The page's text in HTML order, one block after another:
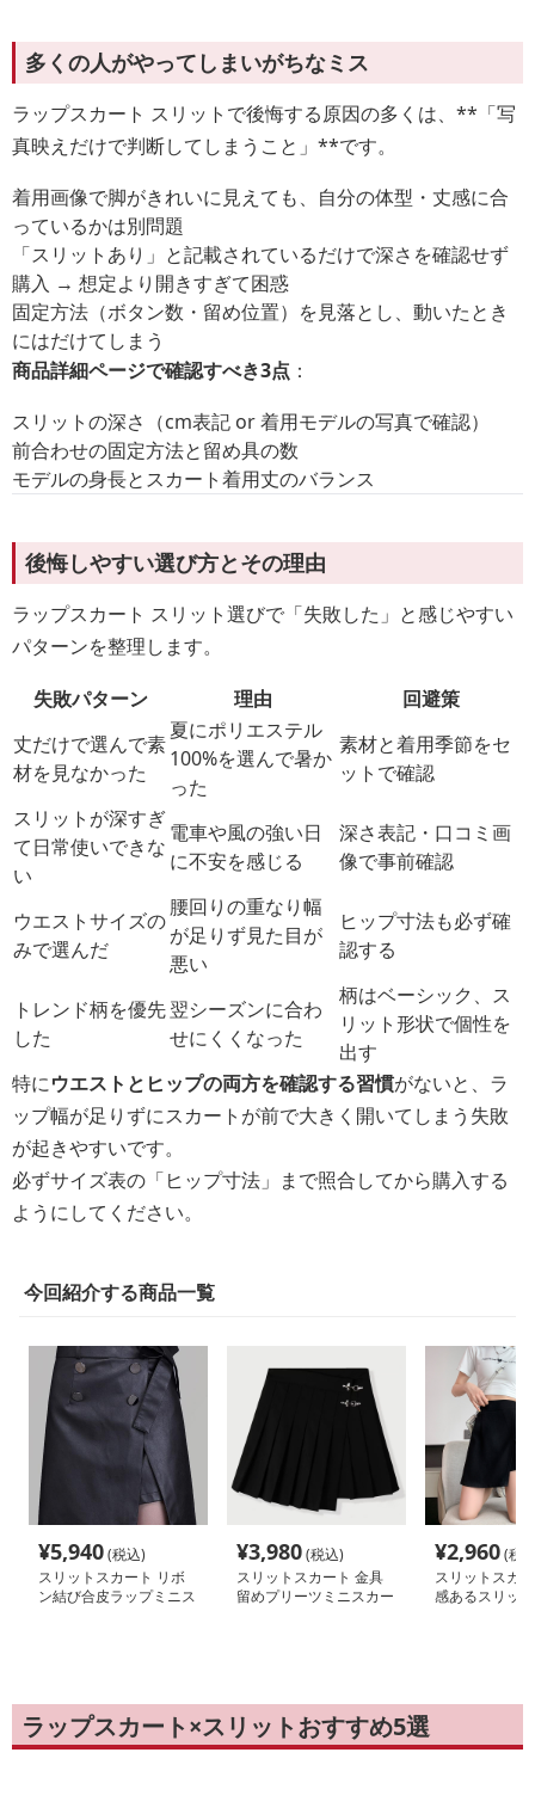
多くの人がやってしまいがちなミス
ラップスカート スリットで後悔する原因の多くは、**「写
真映えだけで判断してしまうこと」**です。
着用画像で脚がきれいに見えても、自分の体型・丈感に合
っているかは別問題
「スリットあり」と記載されているだけで深さを確認せず
購入 → 想定より開きすぎて困惑
固定方法（ボタン数・留め位置）を見落とし、動いたとき
にはだけてしまう
商品詳細ページで確認すべき3点 ：
スリットの深さ（cm表記 or 着用モデルの写真で確認）
前合わせの固定方法と留め具の数
モデルの身長とスカート着用丈のバランス
後悔しやすい選び方とその理由
ラップスカート スリット選びで「失敗した」と感じやすい
パターンを整理します。
失敗パターン
理由
回避策
丈だけで選んで素
材を見なかった
夏にポリエステル
100%を選んで暑か
った
素材と着用季節をセ
ットで確認
スリットが深すぎ
て日常使いできな
い
電車や風の強い日
に不安を感じる
深さ表記・口コミ画
像で事前確認
ウエストサイズの
みで選んだ
腰回りの重なり幅
が足りず見た目が
悪い
ヒップ寸法も必ず確
認する
トレンド柄を優先
した
翌シーズンに合わ
せにくくなった
柄はベーシック、ス
リット形状で個性を
出す
特にウエストとヒップの両方を確認する習慣がないと、ラ
ップ幅が足りずにスカートが前で大きく開いてしまう失敗
が起きやすいです。
必ずサイズ表の「ヒップ寸法」まで照合してから購入する
ようにしてください。
今回紹介する商品一覧
¥5,940(税込)
スリットスカート リボ
ン結び合皮ラップミニス
¥3,980(税込)
スリットスカート 金具
留めプリーツミニスカー
¥2,960(税
スリットスカ
感あるスリッ
ラップスカート×スリットおすすめ5選